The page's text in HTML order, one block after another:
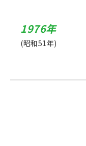
1976年
(昭和51年)